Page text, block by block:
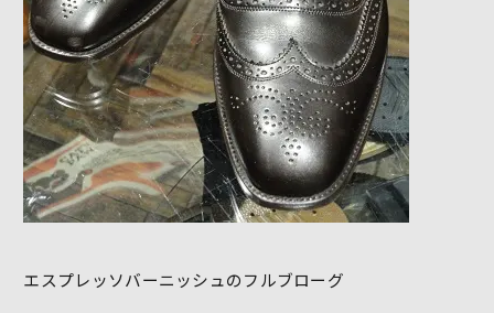
エスプレッソバーニッシュのフルブローグ